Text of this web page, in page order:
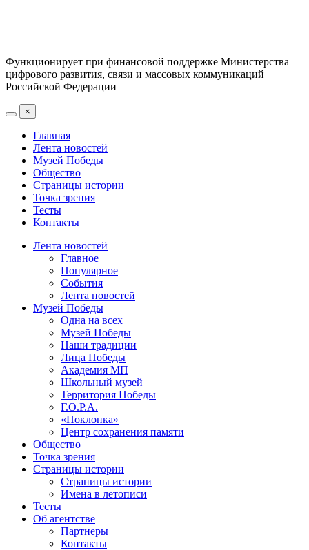
Функционирует при финансовой поддержке Министерства
цифрового развития, связи и массовых коммуникаций
Российской Федерации
×
Главная
Лента новостей
Музей Победы
Общество
Страницы истории
Точка зрения
Тесты
Контакты
Лента новостей
Главное
Популярное
События
Лента новостей
Музей Победы
Одна на всех
Музей Победы
Наши традиции
Лица Победы
Академия МП
Школьный музей
Территория Победы
Г.О.Р.А.
«Поклонка»
Центр сохранения памяти
Общество
Точка зрения
Страницы истории
Страницы истории
Имена в летописи
Тесты
Об агентстве
Партнеры
Контакты